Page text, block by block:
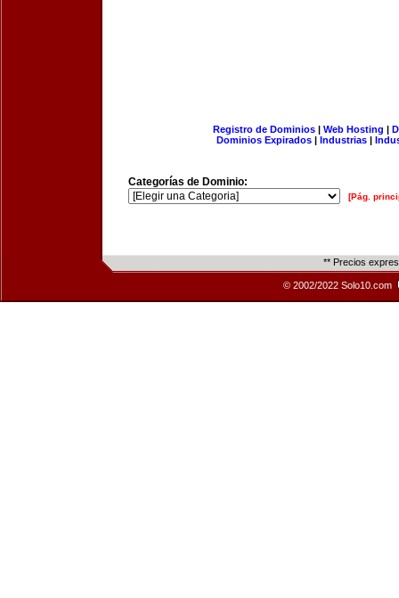
Registro de Dominios| Web Hosting |
Dominios Expirados | Industrias |
Categorías de Dominio:
[Pág.
** Precios
© 2002/2022 Solo10.com